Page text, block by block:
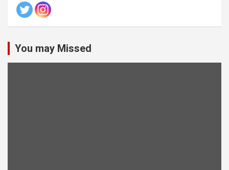
You may Missed